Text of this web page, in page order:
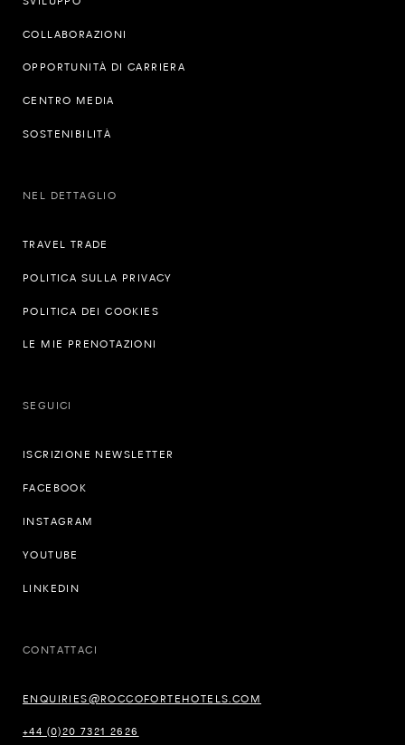
COLLABORAZIONI
OPPORTUNITÀ DI CARRIERA
CENTRO MEDIA
SOSTENIBILITÀ
NEL DETTAGLIO
TRAVEL TRADE
POLITICA SULLA PRIVACY
POLITICA DEI COOKIES
LE MIE PRENOTAZIONI
SEGUICI
ISCRIZIONE NEWSLETTER
FACEBOOK
INSTAGRAM
YOUTUBE
LINKEDIN
CONTATTACI
ENQUIRIES@ROCCOFORTEHOTELS.COM
+44 (0)20 7321 2626